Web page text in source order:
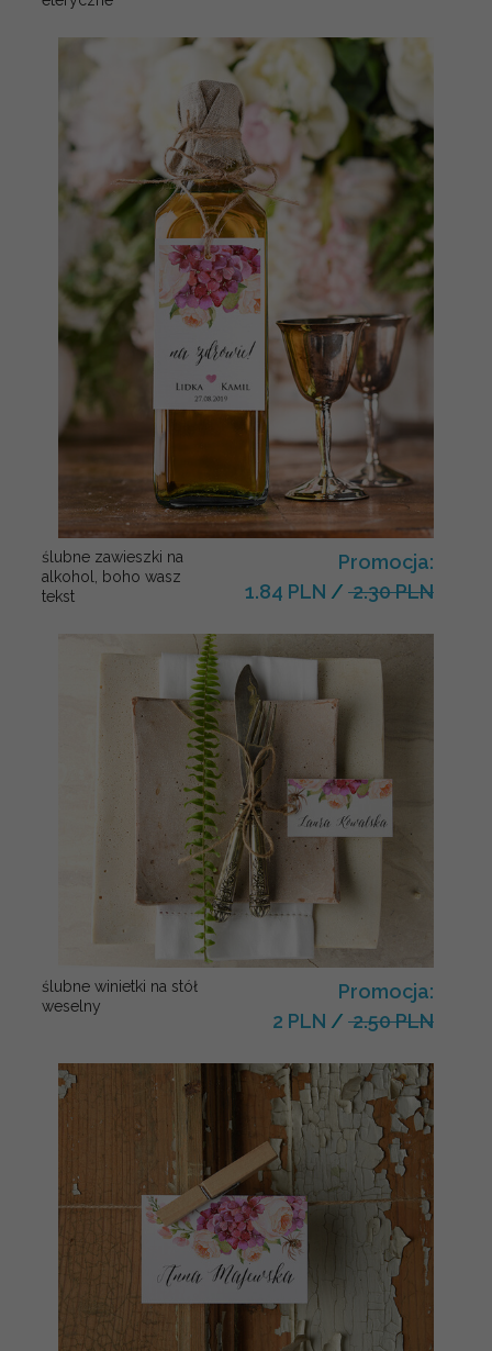
ślubne zawieszki na
alkohol, boho wasz
tekst
Promocja:
1.84 PLN / 2.30 PLN
ślubne winietki na stół
weselny
Promocja:
2 PLN / 2.50 PLN